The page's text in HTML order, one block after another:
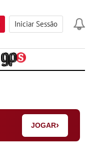
Iniciar Sessão
JOGAR›